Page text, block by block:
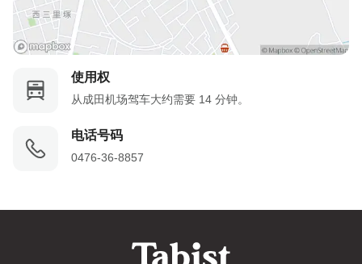
使用权
从成田机场驾车大约需要 14 分钟。
电话号码
0476-36-8857